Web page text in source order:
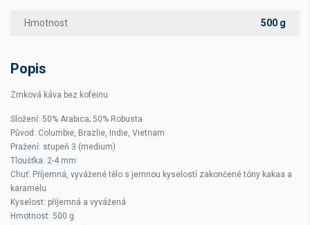
Hmotnost 500 g
Popis
Zrnková káva bez kofeinu
Složení: 50% Arabica; 50% Robusta
Původ: Columbie, Brazlie, Indie, Vietnam
Pražení: stupeň 3 (medium)
Tloušťka: 2-4 mm
Chuť: Příjemná, vyvážené tělo s jemnou kyselostí zakončené tóny kakaa a
karamelu
Kyselost: příjemná a vyvážená
Hmotnost: 500 g